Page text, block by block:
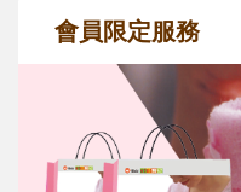
會員限定服務